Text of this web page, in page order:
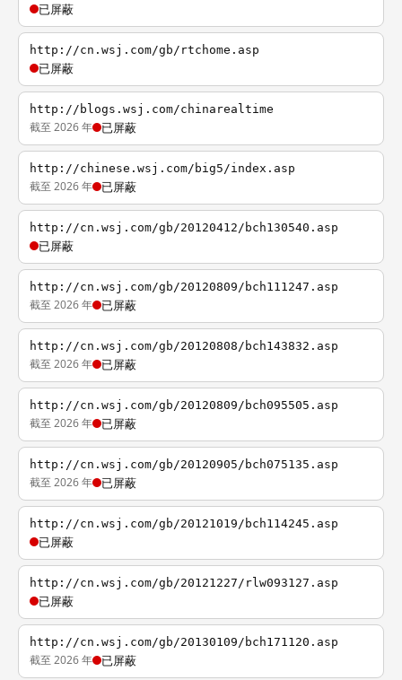
已屏蔽
http://cn.wsj.com/gb/rtchome.asp
已屏蔽
http://blogs.wsj.com/chinarealtime
截至 2026 年 已屏蔽
http://chinese.wsj.com/big5/index.asp
截至 2026 年 已屏蔽
http://cn.wsj.com/gb/20120412/bch130540.asp
已屏蔽
http://cn.wsj.com/gb/20120809/bch111247.asp
截至 2026 年 已屏蔽
http://cn.wsj.com/gb/20120808/bch143832.asp
截至 2026 年 已屏蔽
http://cn.wsj.com/gb/20120809/bch095505.asp
截至 2026 年 已屏蔽
http://cn.wsj.com/gb/20120905/bch075135.asp
截至 2026 年 已屏蔽
http://cn.wsj.com/gb/20121019/bch114245.asp
已屏蔽
http://cn.wsj.com/gb/20121227/rlw093127.asp
已屏蔽
http://cn.wsj.com/gb/20130109/bch171120.asp
截至 2026 年 已屏蔽